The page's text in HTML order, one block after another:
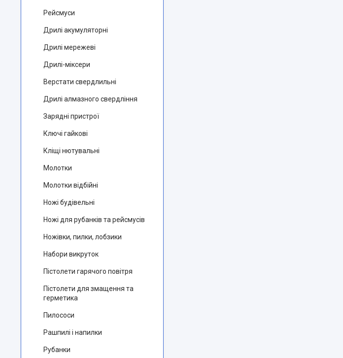
Рейсмуси
Дрилі акумуляторні
Дрилі мережеві
Дрилі-міксери
Верстати свердлильні
Дрилі алмазного свердління
Зарядні пристрої
Ключі гайкові
Кліщі нютувальні
Молотки
Молотки відбійні
Ножі будівельні
Ножі для рубанків та рейсмусів
Ножівки, пилки, лобзики
Набори викруток
Пістолети гарячого повітря
Пістолети для змащення та
герметика
Пилососи
Рашпилі і напилки
Рубанки